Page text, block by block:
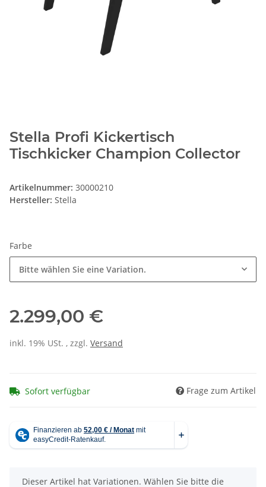
Stella Profi Kickertisch
Tischkicker Champion Collector
Artikelnummer: 30000210
Hersteller: Stella
Farbe
Bitte wählen Sie eine Variation.
2.299,00 €
inkl. 19% USt. , zzgl. Versand
Sofort verfügbar Frage zum Artikel
x
Dieser Artikel hat Variationen. Wählen Sie bitte die